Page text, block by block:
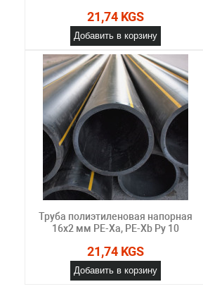
21,74 KGS
Добавить в корзину
Труба полиэтиленовая напорная
16х2 мм PE-Xa, PE-Xb Ру 10
21,74 KGS
Добавить в корзину